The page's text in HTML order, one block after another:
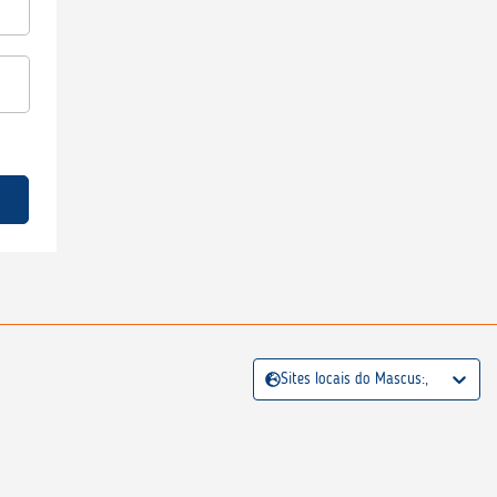
Sites locais do Mascus:,